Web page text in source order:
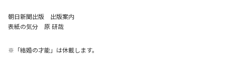
朝日新聞出版 出版案内
表紙の気分 原 研哉
※「結婚の才能」は休載します。